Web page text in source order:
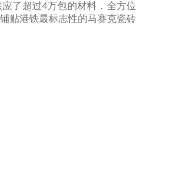
了超过4万包的材料，全方位
贴港铁最标志性的马赛克瓷砖